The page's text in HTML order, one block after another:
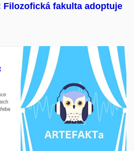
Filozofická fakulta adoptuje